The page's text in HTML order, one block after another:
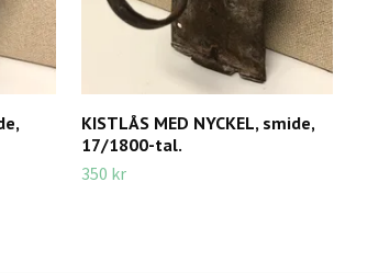
KISTLÅS MED NYCKEL, smide,
17/1800-tal.
350 kr